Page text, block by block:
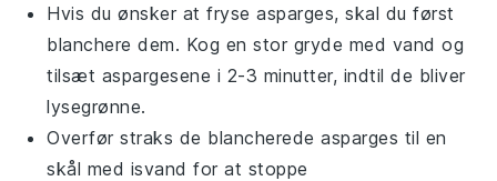
Hvis du ønsker at fryseasparges, skal du først
blanchere dem. Kog en stor gryde med vand og
tilsæt aspargesene i 2-3 minutter, indtil de bliver
lysegrønne.
Overfør straks de blancheredeasparges til en
skål med isvand for at stoppe